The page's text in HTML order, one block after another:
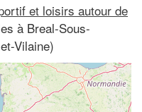
et loisirs autour de
à Breal-Sous-
Vilaine)